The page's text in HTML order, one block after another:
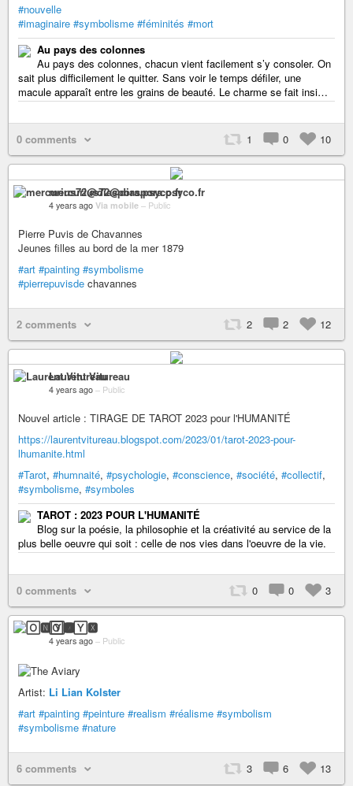
#nouvelle
#imaginaire #symbolisme #féminités #mort
Au pays des colonnes
Au pays des colonnes, chacun vient facilement s’y consoler. On
sait plus difficilement le quitter. Sans voir le temps défiler, une
macule apparaît entre les grains de beauté. Le charme se fait insi…
0 comments 1 0 10
mercurius72@diaspora.psyco.fr
4 years ago Via mobile – Public
Pierre Puvis de Chavannes
Jeunes filles au bord de la mer 1879
#art #painting #symbolisme
#pierrepuvisde chavannes
2 comments 2 2 12
Laurent Vitureau
4 years ago – Public
Nouvel article : TIRAGE DE TAROT 2023 pour l'HUMANITÉ
https://laurentvitureau.blogspot.com/2023/01/tarot-2023-pour-
lhumanite.html
#Tarot, #humnaité, #psychologie, #conscience, #société, #collectif,
#symbolisme, #symboles
TAROT : 2023 POUR L'HUMANITÉ
Blog sur la poésie, la philosophie et la créativité au service de la
plus belle oeuvre qui soit : celle de nos vies dans l'oeuvre de la vie.
0 comments 0 0 3
🄾🅽🅈🆇
4 years ago – Public
Artist: Li Lian Kolster
#art #painting #peinture #realism #réalisme #symbolism
#symbolisme #nature
6 comments 3 6 13